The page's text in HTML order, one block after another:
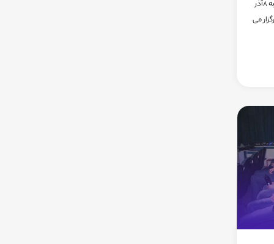
سخنرانی استاد احمد دالکی در روز چهارشنبه 8آذر
می